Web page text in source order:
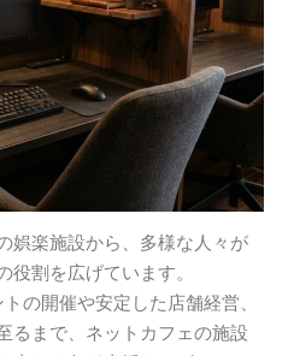
娯楽施設から、多様な人々が
割を広げています。
の開催や安定した店舗経営、
るまで、ネットカフェの施設